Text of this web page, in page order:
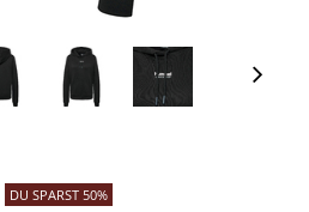
DU SPARST 50%